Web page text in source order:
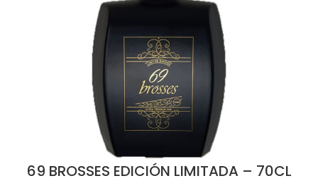
69 BROSSES EDICIÓN LIMITADA – 70CL